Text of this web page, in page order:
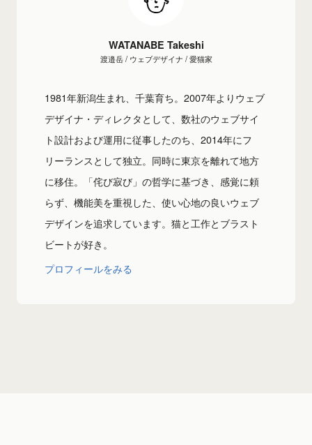
WATANABE Takeshi
渡邉岳 / ウェブデザイナ / 愛猫家
1981年新潟生まれ、千葉育ち。2007年よりウェブ
デザイナ・ディレクタとして、数社のウェブサイ
ト設計および運用に従事したのち、2014年にフ
リーランスとして独立。同時に東京を離れて地方
に移住。「侘び寂び」の哲学に基づき、感覚に頼
らず、機能美を重視した、使い心地の良いウェブ
デザインを追求しています。猫と工作とブラスト
ビートが好き。
プロフィールをみる